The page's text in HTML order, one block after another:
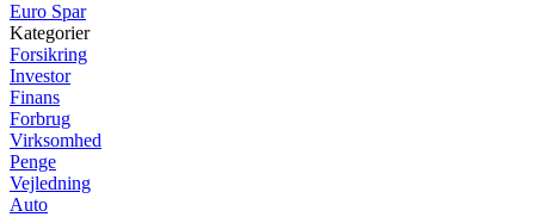
Euro Spar
Kategorier
Forsikring
Investor
Finans
Forbrug
Virksomhed
Penge
Vejledning
Auto